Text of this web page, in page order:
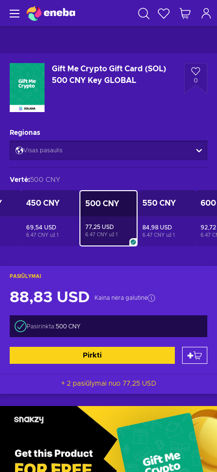
Gift Me Crypto Gift Card (SOL)
500 CNY Key GLOBAL
0
PASIŪLYMAI
88,83 USD Kaina nėra galutinė
Pasirinkta:500 CNY
Pirkti
+ 2 pasiūlymai nuo 77,25 USD
Regionas
Visas pasaulis
Vertė:500 CNY
450 CNY
69,54 USD
6.47 CNY už 1
500 CNY
77,25 USD
6.47 CNY už 1
550 CNY
84,98 USD
6.47 CNY už 1
600
92,72
6.47